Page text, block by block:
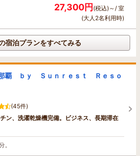
27,300円(税込)～/ 室
(大人2名利用時)
宿泊プランをすべてみる
覇 ｂｙ Ｓｕｎｒｅｓｔ Ｒｅｓｏ
(45件)
ン、洗濯乾燥機完備。ビジネス、長期滞在
。